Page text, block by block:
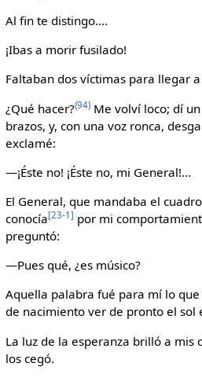
Al fin te distingo....
¡Ibas a morir fusilado!
Faltaban dos víctimas para llegar a
¿Qué hacer?(94)Me volví loco; dí
brazos, y, con una voz ronca,
exclamé:
—¡Éste no! ¡Éste no, mi General!...
El General, que mandaba el
conocía[23-1] por mi
preguntó:
—Pues qué, ¿es músico?
Aquella palabra fué para mí lo
de nacimiento ver de pronto el sol
La luz de la esperanza brilló a mis
los cegó.